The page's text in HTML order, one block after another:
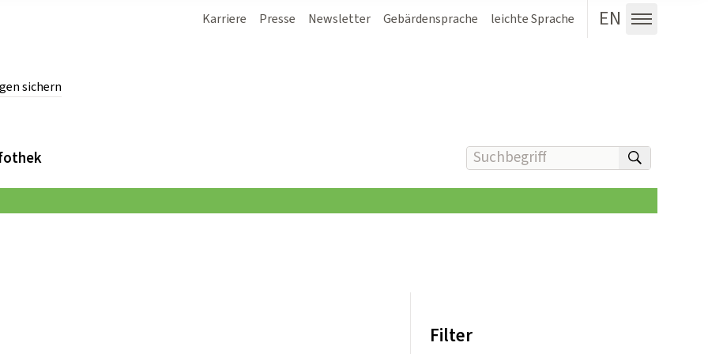
sichern
Karriere Presse Newsletter Gebärdensprache leichte Sprache EN
Menü
Suchbegriff(e) eingeben
Filter